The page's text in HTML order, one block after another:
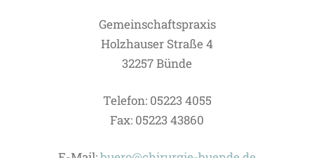
Gemeinschaftspraxis
Holzhauser Straße 4
32257 Bünde
Telefon: 05223 4055
Fax: 05223 43860